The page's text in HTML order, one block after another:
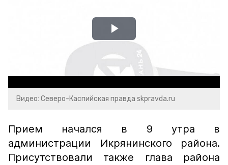
Play
Video
Видео: Северо-Каспийская правда skpravda.ru
Прием начался в 9 утра в
администрации Икрянинского района.
Присутствовали также глава района